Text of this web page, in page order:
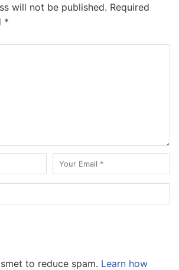
will not be published. Required
*
to reduce spam. Learn how